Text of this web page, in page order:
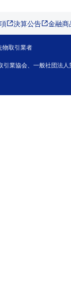
決算公告 金融
物取引業者
業協会、一般社団法